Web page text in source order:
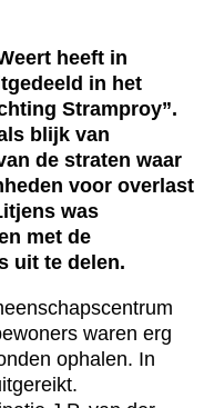
heeft in
in het
Stramproy”.
blijk van
de straten waar
voor overlast
was
met de
uit te delen.
waren erg
ophalen. In